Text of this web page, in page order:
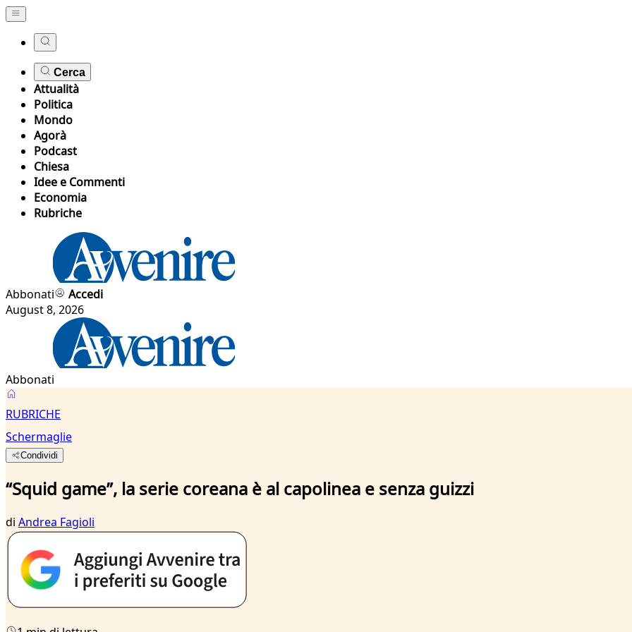
Cerca
Attualità
Politica
Mondo
Agorà
Podcast
Chiesa
Idee e Commenti
Economia
Rubriche
Abbonati
Accedi
August 8, 2026
Abbonati
RUBRICHE
Schermaglie
Condividi
“Squid game”, la serie coreana è al capolinea e senza guizzi
di Andrea Fagioli